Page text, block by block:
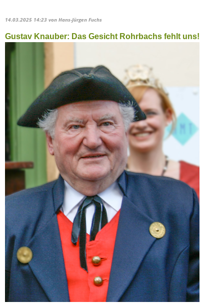
14.03.2025 14:23 von Hans-Jürgen Fuchs
Gustav Knauber: Das Gesicht Rohrbachs fehlt uns!